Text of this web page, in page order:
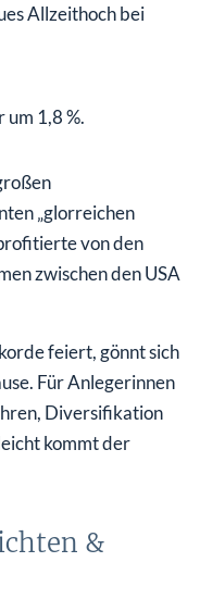
Allzeithoch bei
1,8 %.
„glorreichen
von den
zwischen den USA
feiert, gönnt sich
Für Anlegerinnen
Diversifikation
kommt der
&